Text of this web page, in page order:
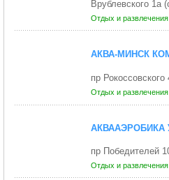
Врублевского
Отдых и
АКВА-МИНСК
пр
Отдых и
пр Победителей
Отдых и